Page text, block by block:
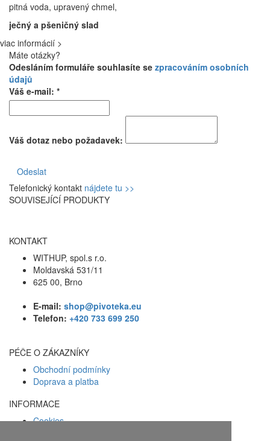
pitná voda, upravený chmel,
ječný a pšeničný slad
viac informácií >
Máte otázky?
Odesláním formuláře souhlasíte se zpracováním osobních
údajů
Váš e-mail: *
Váš dotaz nebo požadavek:
Odeslat
Telefonický kontakt nájdete tu >>
SOUVISEJÍCÍ PRODUKTY
KONTAKT
WITHUP, spol.s r.o.
Moldavská 531/11
625 00, Brno
E-mail: shop@pivoteka.eu
Telefon: +420 733 699 250
PÉČE O ZÁKAZNÍKY
Obchodní podmínky
Doprava a platba
INFORMACE
Cookies